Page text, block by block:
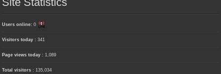
Users online:0
Visitors today :341
Page views today : 1,089
Total visitors : 135,034